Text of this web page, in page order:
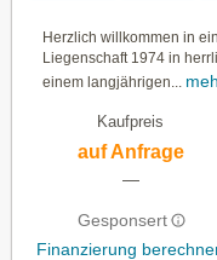
Herzlich willkommen in
Liegenschaft 1974 in
einem langjährigen...
Kaufpreis
auf Anfrage
—
Gesponsert
Finanzierung